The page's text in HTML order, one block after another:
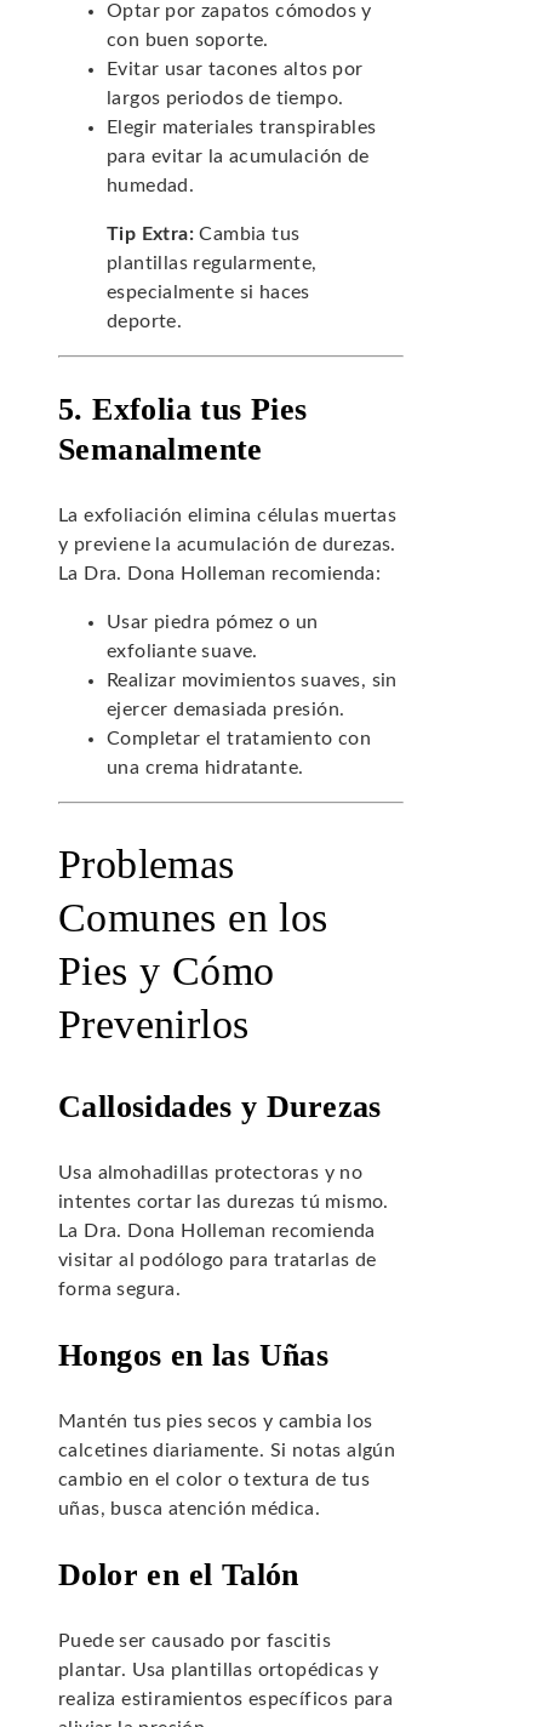
Optar por zapatos cómodos y
con buen soporte.
Evitar usar tacones altos por
largos periodos de tiempo.
Elegir materiales transpirables
para evitar la acumulación de
humedad.
Tip Extra: Cambia tus
plantillas regularmente,
especialmente si haces
deporte.
5. Exfolia tus Pies
Semanalmente
La exfoliación elimina células muertas
y previene la acumulación de durezas.
La Dra. Dona Holleman recomienda:
Usar piedra pómez o un
exfoliante suave.
Realizar movimientos suaves, sin
ejercer demasiada presión.
Completar el tratamiento con
una crema hidratante.
Problemas
Comunes en los
Pies y Cómo
Prevenirlos
Callosidades y Durezas
Usa almohadillas protectoras y no
intentes cortar las durezas tú mismo.
La Dra. Dona Holleman recomienda
visitar al podólogo para tratarlas de
forma segura.
Hongos en las Uñas
Mantén tus pies secos y cambia los
calcetines diariamente. Si notas algún
cambio en el color o textura de tus
uñas, busca atención médica.
Dolor en el Talón
Puede ser causado por fascitis
plantar. Usa plantillas ortopédicas y
realiza estiramientos específicos para